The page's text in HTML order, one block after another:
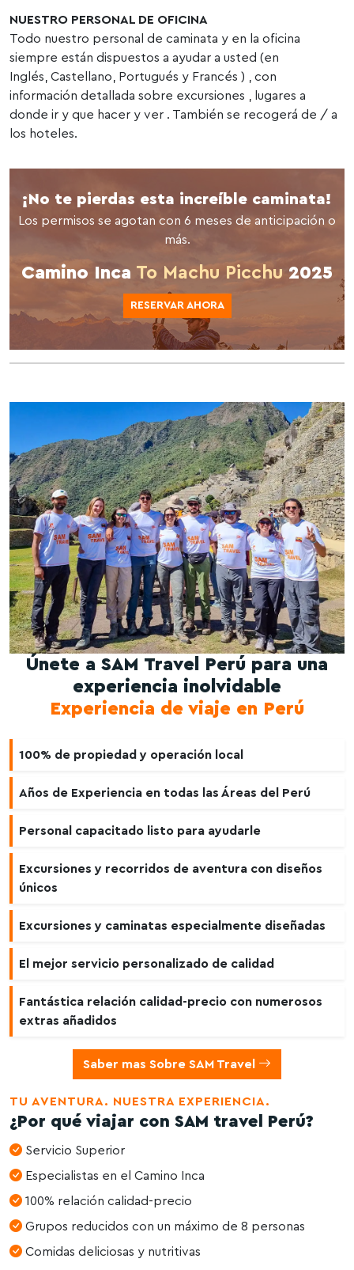
NUESTRO PERSONAL DE OFICINA
Todo nuestro personal de caminata y en la oficina
siempre están dispuestos a ayudar a usted (en
Inglés, Castellano, Portugués y Francés ) , con
información detallada sobre excursiones , lugares a
donde ir y que hacer y ver . También se recogerá de / a
los hoteles.
¡No te pierdas esta increíble caminata!
Los permisos se agotan con 6 meses de anticipación o
más.
Camino Inca To Machu Picchu 2025
RESERVAR AHORA
Únete a SAM Travel Perú para una
experiencia inolvidable
Experiencia de viaje en Perú
100% de propiedad y operación local
Años de Experiencia en todas las Áreas del Perú
Personal capacitado listo para ayudarle
Excursiones y recorridos de aventura con diseños
únicos
Excursiones y caminatas especialmente diseñadas
El mejor servicio personalizado de calidad
Fantástica relación calidad-precio con numerosos
extras añadidos
Saber mas Sobre SAM Travel
TU AVENTURA. NUESTRA EXPERIENCIA.
¿Por qué viajar con SAM travel Perú?
Servicio Superior
Especialistas en el Camino Inca
100% relación calidad-precio
Grupos reducidos con un máximo de 8 personas
Comidas deliciosas y nutritivas